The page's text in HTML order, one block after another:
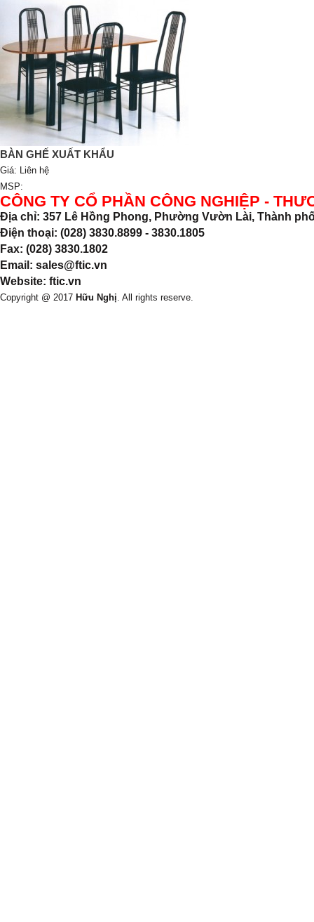
BÀN GHẾ XUẤT KHẨU
Giá: Liên hệ
MSP:
CÔNG TY CỔ PHẦN CÔNG NGHIỆP -
Địa chỉ: 357 Lê Hồng Phong, Phường Vườn Lài, Thành
Điện thoại: (028) 3830.8899 - 3830.1805
Fax: (028) 3830.1802
Email: sales@ftic.vn
Website: ftic.vn
Copyright @ 2017 Hữu Nghị. All rights reserve.